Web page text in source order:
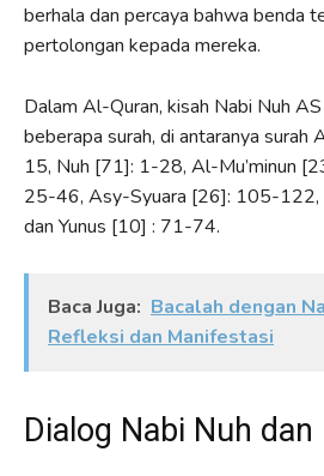
berhala dan percaya bahwa benda
pertolongan kepada mereka.
Dalam Al-Quran, kisah Nabi Nuh
beberapa surah, di antaranya
15, Nuh [71]: 1-28, Al-Mu’minun
25-46, Asy-Syuara [26]: 105-122,
dan Yunus [10] : 71-74.
Baca Juga: Bacalah dengan
Refleksi dan Manifestasi
Dialog Nabi Nuh